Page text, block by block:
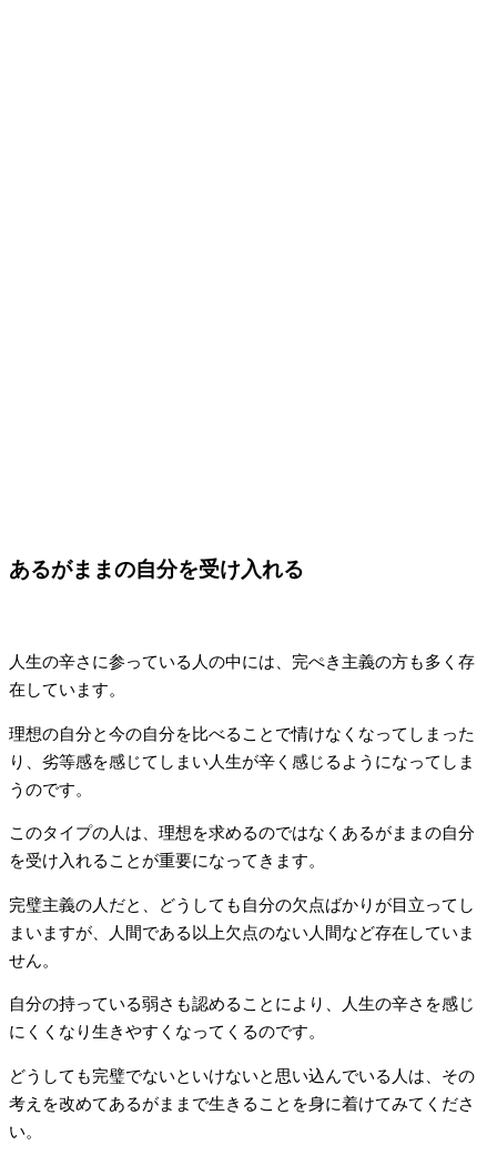
あるがままの自分を受け入れる
人生の辛さに参っている人の中には、完ぺき主義の方も多く存
在しています。
理想の自分と今の自分を比べることで情けなくなってしまった
り、劣等感を感じてしまい人生が辛く感じるようになってしま
うのです。
このタイプの人は、理想を求めるのではなくあるがままの自分
を受け入れることが重要になってきます。
完璧主義の人だと、どうしても自分の欠点ばかりが目立ってし
まいますが、人間である以上欠点のない人間など存在していま
せん。
自分の持っている弱さも認めることにより、人生の辛さを感じ
にくくなり生きやすくなってくるのです。
どうしても完璧でないといけないと思い込んでいる人は、その
考えを改めてあるがままで生きることを身に着けてみてくださ
い。